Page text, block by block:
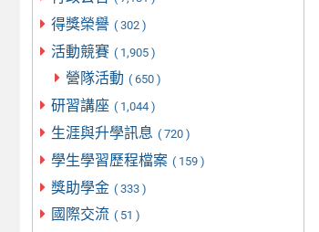
得獎榮譽 ( 302 )
活動競賽 ( 1,905 )
營隊活動 ( 650 )
研習講座 ( 1,044 )
生涯與升學訊息 ( 720 )
學生學習歷程檔案 ( 159 )
獎助學金 ( 333 )
國際交流 ( 51 )